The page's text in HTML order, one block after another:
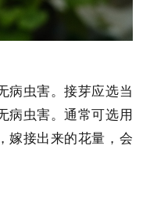
病虫害。接芽应选当
病虫害。通常可选用
嫁接出来的花量，会